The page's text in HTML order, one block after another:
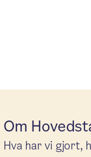
Om
Hva har vi gjort,